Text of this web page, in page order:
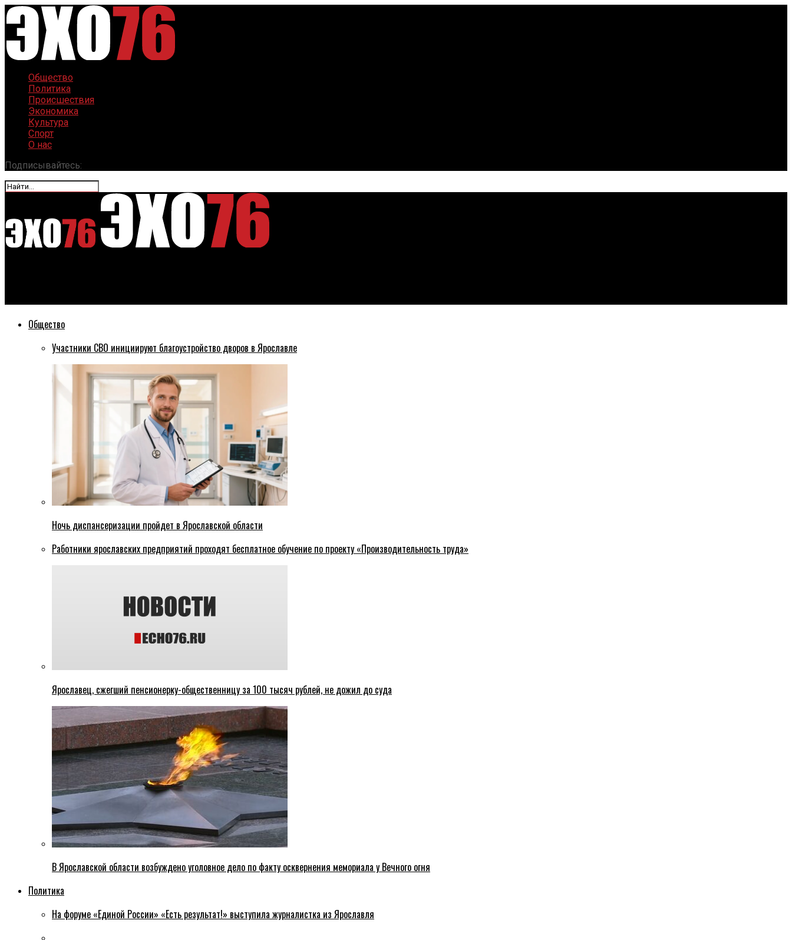
Общество
Политика
Происшествия
Экономика
Культура
Спорт
О нас
Подписывайтесь:
Общество
Участники СВО инициируют благоустройство дворов в Ярославле
Ночь диспансеризации пройдет в Ярославской области
Работники ярославских предприятий проходят бесплатное обучение по проекту «Производительность труда»
Ярославец, сжегший пенсионерку-общественницу за 100 тысяч рублей, не дожил до суда
В Ярославской области возбуждено уголовное дело по факту осквернения мемориала у Вечного огня
Политика
На форуме «Единой России» «Есть результат!» выступила журналистка из Ярославля